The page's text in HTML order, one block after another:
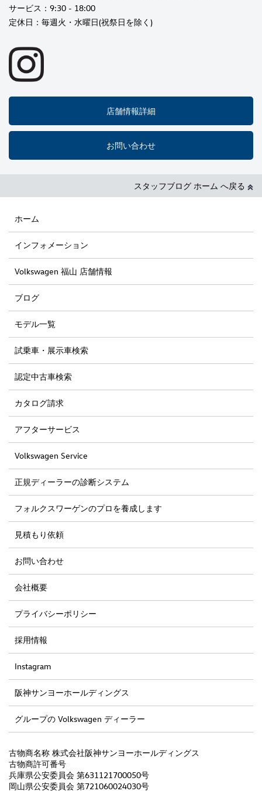
サービス：9:30 - 18:00
定休日：毎週火・水曜日(祝祭日を除く)
店舗情報詳細
お問い合わせ
スタッフブログ ホーム へ戻る
ホーム
インフォメーション
Volkswagen 福山 店舗情報
ブログ
モデル一覧
試乗車・展示車検索
認定中古車検索
カタログ請求
アフターサービス
Volkswagen Service
正規ディーラーの診断システム
フォルクスワーゲンのプロを養成します
見積もり依頼
お問い合わせ
会社概要
プライバシーポリシー
採用情報
Instagram
阪神サンヨーホールディングス
グループの Volkswagen ディーラー
古物商名称 株式会社阪神サンヨーホールディングス
古物商許可番号
兵庫県公安委員会 第631121700050号
岡山県公安委員会 第721060024030号